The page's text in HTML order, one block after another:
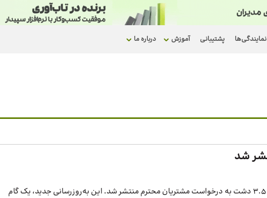
نمایندگی‌ها پشتیبانی آموزش درباره ما
نسخه 3.5.8 دشت به درخواست مشتریان محترم منتشر شد. این به‌روزرسانی جدید، یک گام